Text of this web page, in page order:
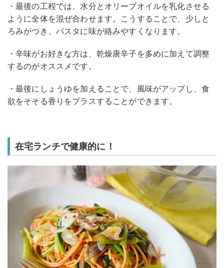
・最後の工程では、水分とオリーブオイルを乳化させる
ように全体を混ぜ合わせます。こうすることで、少しと
ろみがつき、パスタに味が絡みやすくなります。
・辛味がお好きな方は、乾燥唐辛子を多めに加えて調整
するのがオススメです。
・最後にしょうゆを加えることで、風味がアップし、食
欲をそそる香りをプラスすることができます。
在宅ランチで健康的に！